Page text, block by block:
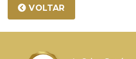
VOLTAR